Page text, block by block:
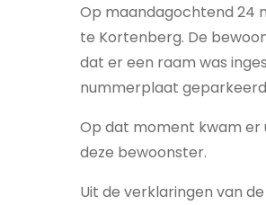
Op maandagochtend 24
te Kortenberg. De
dat er een raam was
nummerplaat
Op dat moment kwam er
deze bewoonster.
Uit de verklaringen van